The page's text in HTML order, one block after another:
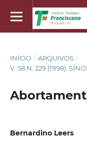
INÍCIO / ARQUIVOS /
V. 58 N. 229 (1998):
Bernardino Leers